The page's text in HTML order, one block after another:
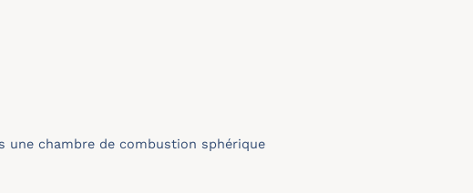
une chambre de combustion sphérique